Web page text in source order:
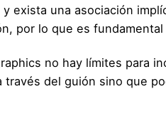
exista una asociación
por lo que es
no hay límites para
del guión sino que